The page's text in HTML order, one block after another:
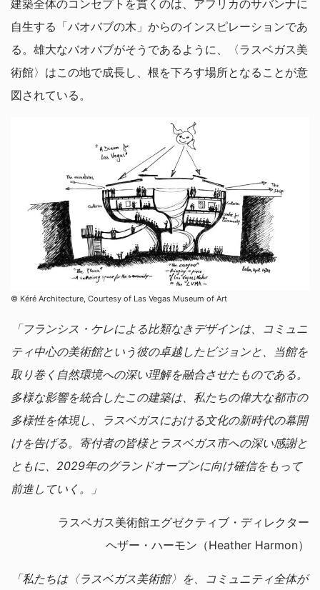
建築全体のコンセプトを貫くのは、アフリカのサバンナに
自生する「バオバブの木」からのインスピレーションであ
る。雄大なバオバブがそうであるように、〈ラスベガス美
術館〉はこの地で成長し、根を下ろす場所となることが意
図されている。
© Kéré Architecture, Courtesy of Las Vegas Museum of Art
「フランシス・ケレによる比類なきデザインは、コミュニ
ティ中心の美術館という彼の卓越したビジョンと、当館を
取り巻く自然環境への深い理解を融合させたものである。
多様な影響を統合したこの建築は、私たちの偉大な都市の
多様性を体現し、ラスベガスにおける文化の新時代の幕開
けを告げる。寄付者の皆様とラスベガス市への深い感謝と
ともに、2029年のグランドオープンに向け確信をもって
前進していく。」
ラスベガス美術館エグゼクティブ・ディレクター
ヘザー・ハーモン（Heather Harmon）
「私たちは〈ラスベガス美術館〉を、コミュニティ全体が